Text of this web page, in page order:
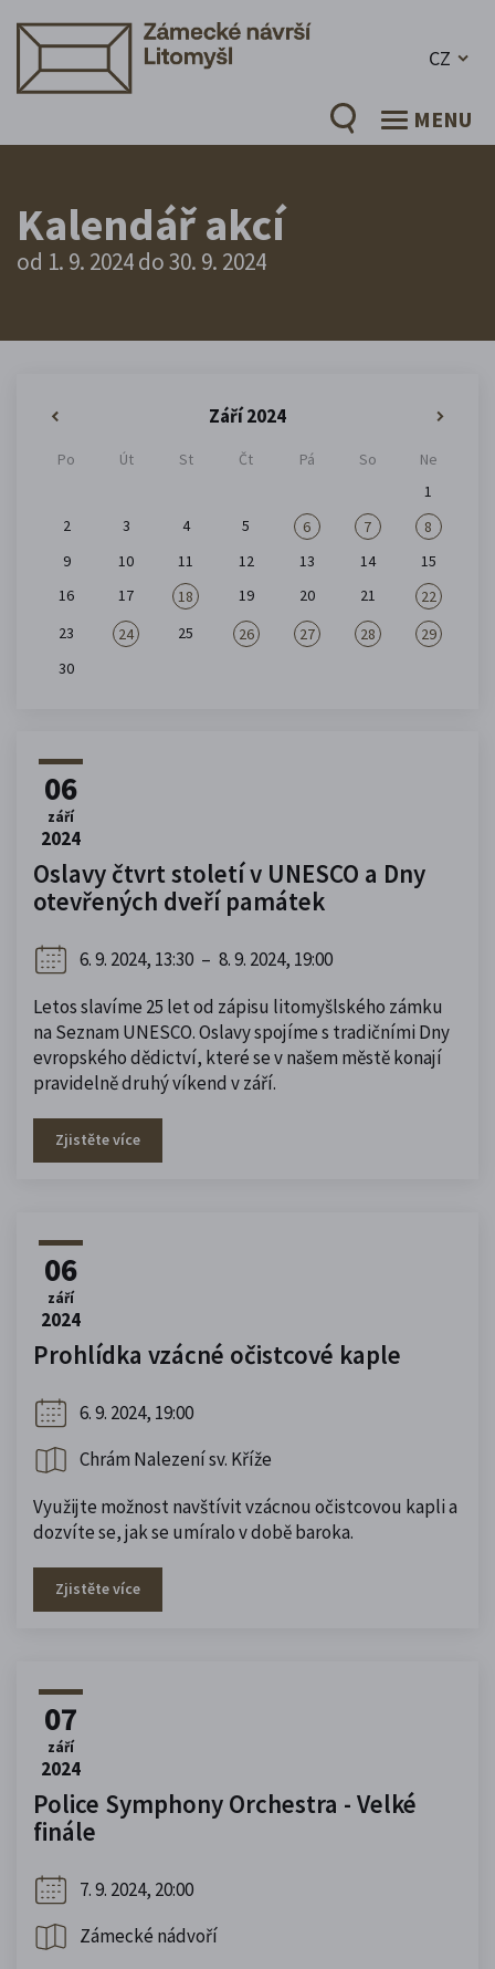
CZ
MENU
Kalendář akcí
od 1. 9. 2024 do 30. 9. 2024
Září 2024
Po Út St Čt Pá So
Ne
1
2
3 4 5 6 7
8
9
10 11 12 13 14
15
16
17 18 19 20 21
22
23
24 25 26 27 28
29
30
06
září
2024
Oslavy čtvrt století v UNESCO a Dny
otevřených dveří památek
6. 9. 2024, 13:30 – 8. 9. 2024, 19:00
Letos slavíme 25 let od zápisu litomyšlského zámku
na Seznam UNESCO. Oslavy spojíme s tradičními Dny
evropského dědictví, které se v našem městě konají
pravidelně druhý víkend v září.
Zjistěte více
06
září
2024
Prohlídka vzácné očistcové kaple
6. 9. 2024, 19:00
Chrám Nalezení sv. Kříže
Využijte možnost navštívit vzácnou očistcovou kapli a
dozvíte se, jak se umíralo v době baroka.
Zjistěte více
07
září
2024
Police Symphony Orchestra - Velké
finále
7. 9. 2024, 20:00
Zámecké nádvoří